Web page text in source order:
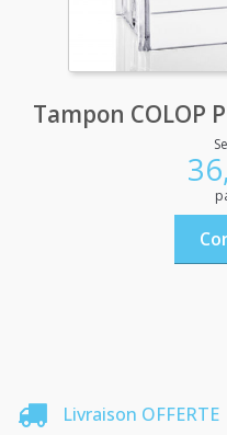
Tampon COLOP
Livraison OFFERTE